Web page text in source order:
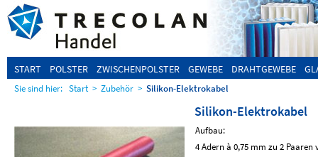
START POLSTER ZWISCHENPOLSTER GEWEBE DRAHTGEWEBE
Sie sind hier: Start > Zubehör > Silikon-Elektrokabel
Silikon-Elektrokabel
Aufbau:
4 Adern à 0,75 mm zu 2 Paaren